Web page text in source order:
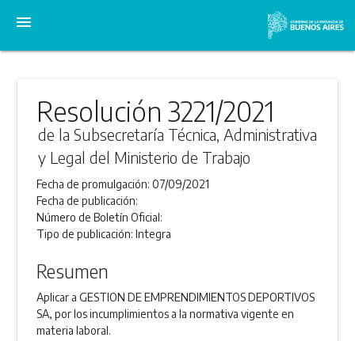
menu
Resolución 3221/2021
de la Subsecretaría Técnica, Administrativa
y Legal del Ministerio de Trabajo
Fecha de promulgación:07/09/2021
Fecha de publicación:
Número de Boletín Oficial:
Tipo de publicación:Integra
Resumen
Aplicar a GESTION DE EMPRENDIMIENTOS DEPORTIVOS
SA, por los incumplimientos a la normativa vigente en
materia laboral.